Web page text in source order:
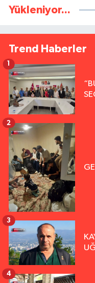
Yükleniyor...
Trend Haberler
2
3
4